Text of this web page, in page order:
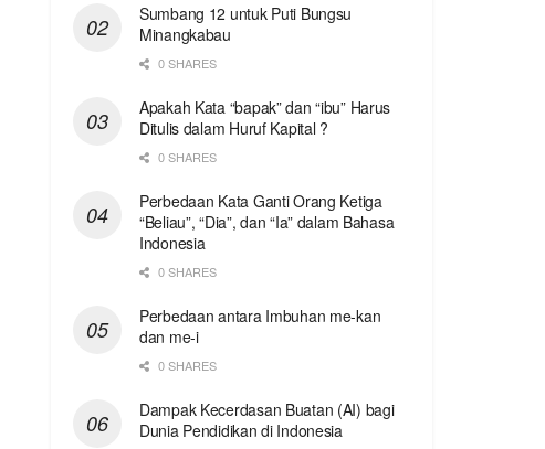
Sumbang 12 untuk Puti Bungsu
Minangkabau
0 SHARES
Apakah Kata “bapak” dan “ibu” Harus
Ditulis dalam Huruf Kapital ?
0 SHARES
Perbedaan Kata Ganti Orang Ketiga
“Beliau”, “Dia”, dan “Ia” dalam Bahasa
Indonesia
0 SHARES
Perbedaan antara Imbuhan me-kan
dan me-i
0 SHARES
Dampak Kecerdasan Buatan (AI) bagi
Dunia Pendidikan di Indonesia